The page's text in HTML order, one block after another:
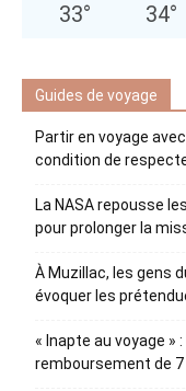
33° 34°
Guides de voyage
Partir en voyage
condition de
La NASA repousse
pour prolonger la
À Muzillac, les gens
évoquer les
« Inapte au voyage »
remboursement de 7